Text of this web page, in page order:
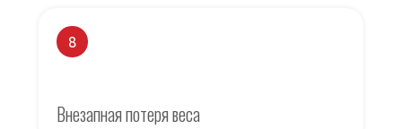
8
Внезапная потеря веса